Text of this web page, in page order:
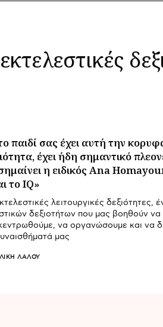
εκτελεστικές
παιδί σας έχει αυτή την
έχει ήδη σημαντικό
η ειδικός Ana
το IQ»
λειτουργικές δεξιότητες,
δεξιοτήτων που μας βοηθούν να
να οργανώσουμε και να
μας
ΛΆΛΟΥ